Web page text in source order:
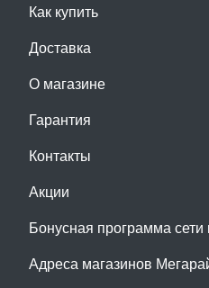
Как купить
Доставка
О магазине
Гарантия
Контакты
Акции
Бонусная программа
Адреса магазинов